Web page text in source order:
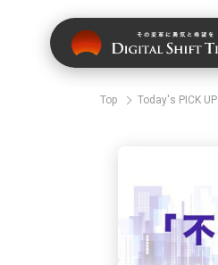
Top Today's PICK UP